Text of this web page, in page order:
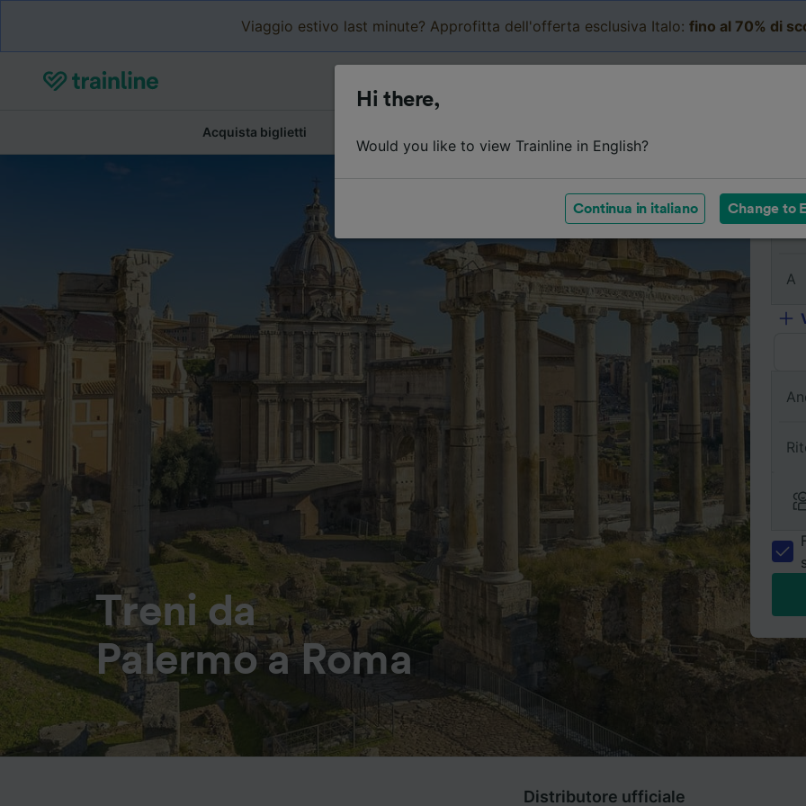
Viaggio estivo last minute? Approfitta dell'offerta esclusiva Italo: fino al 70% di
Acquista biglietti
Treni da
Palermo a Roma
Da
A
Distributore ufficiale
Hi there,
Would you like to view Trainline in English?
Continua in italiano Change to